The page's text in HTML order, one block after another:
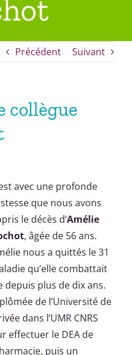
Précédent Suivant
collègue
avec une profonde
que nous avons
le décès d’Amélie
, âgée de 56 ans.
nous a quittés le 31
qu’elle combattait
depuis plus de dix ans.
de l’Université de
dans l’UMR CNRS
effectuer le DEA de
puis un